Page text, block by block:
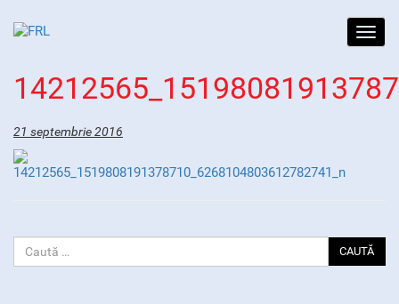
21 septembrie 2016
CAUTĂ